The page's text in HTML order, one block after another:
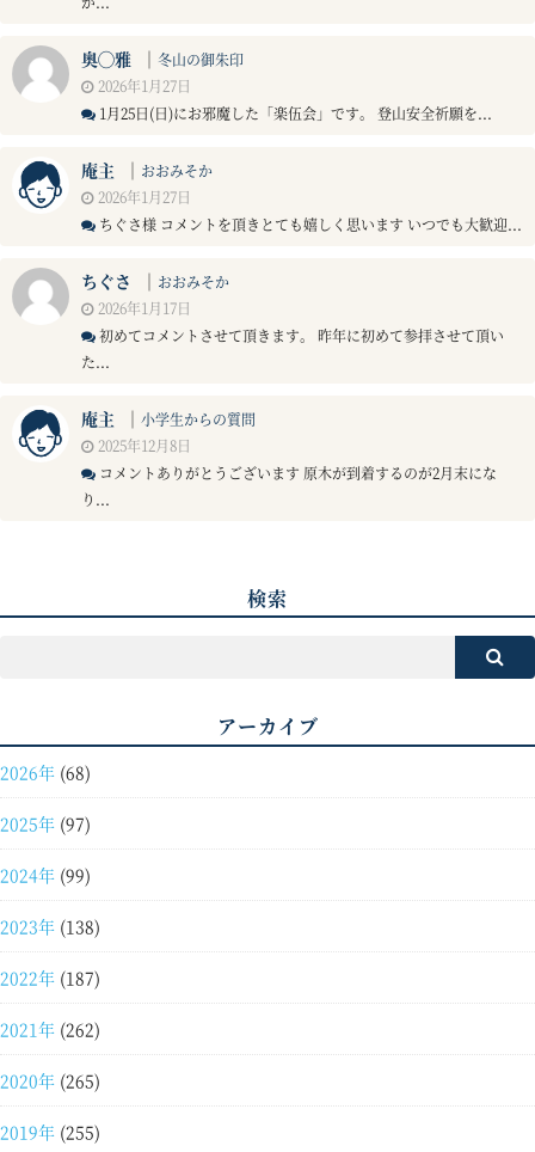
奥◯雅 ｜ 冬山の御朱印
2026年1月27日
1月25日(日)にお邪魔した「楽伍会」です。 登山安全祈願を...
庵主 ｜ おおみそか
2026年1月27日
ちぐさ様 コメントを頂きとても嬉しく思います いつでも大歓迎...
ちぐさ ｜ おおみそか
2026年1月17日
初めてコメントさせて頂きます。 昨年に初めて参拝させて頂い
た...
庵主 ｜ 小学生からの質問
2025年12月8日
コメントありがとうございます 原木が到着するのが2月末にな
り...
検索
アーカイブ
2026年 (68)
2025年 (97)
2024年 (99)
2023年 (138)
2022年 (187)
2021年 (262)
2020年 (265)
2019年 (255)